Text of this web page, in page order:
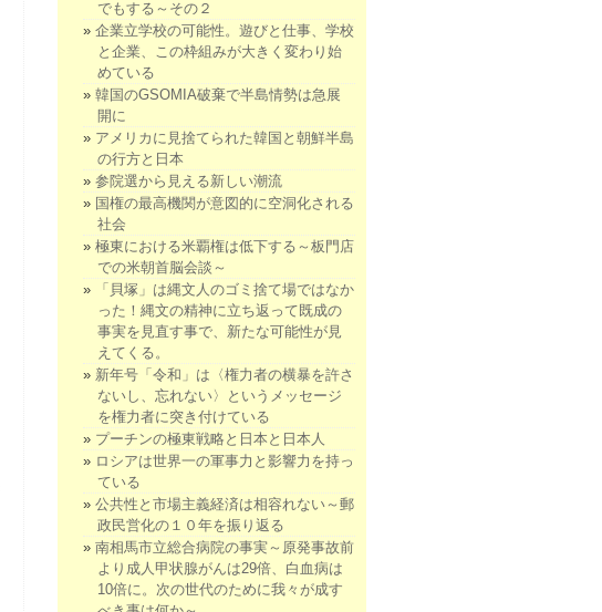
でもする～その２
企業立学校の可能性。遊びと仕事、学校
と企業、この枠組みが大きく変わり始
めている
韓国のGSOMIA破棄で半島情勢は急展
開に
アメリカに見捨てられた韓国と朝鮮半島
の行方と日本
参院選から見える新しい潮流
国権の最高機関が意図的に空洞化される
社会
極東における米覇権は低下する～板門店
での米朝首脳会談～
「貝塚」は縄文人のゴミ捨て場ではなか
った！縄文の精神に立ち返って既成の
事実を見直す事で、新たな可能性が見
えてくる。
新年号「令和」は〈権力者の横暴を許さ
ないし、忘れない〉というメッセージ
を権力者に突き付けている
プーチンの極東戦略と日本と日本人
ロシアは世界一の軍事力と影響力を持っ
ている
公共性と市場主義経済は相容れない～郵
政民営化の１０年を振り返る
南相馬市立総合病院の事実～原発事故前
より成人甲状腺がんは29倍、白血病は
10倍に。次の世代のために我々が成す